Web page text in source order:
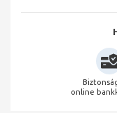
online